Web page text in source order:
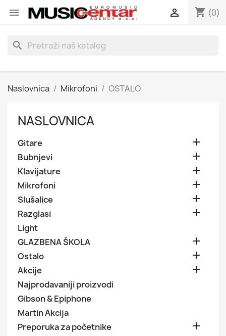
 shopping_cart (0)

search
Naslovnica Mikrofoni OSTALO
NASLOVNICA
Gitare 
Bubnjevi 
Klavijature 
Mikrofoni 
Slušalice 
Razglasi 
Light
GLAZBENA ŠKOLA

Ostalo 
Akcije 
Najprodavaniji proizvodi
Gibson & Epiphone
Martin Akcija
Preporuka za početnike
